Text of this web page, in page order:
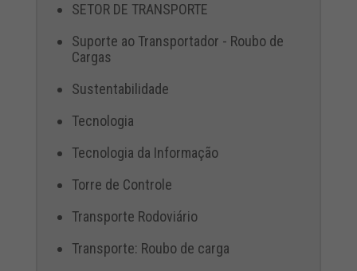
SETOR DE TRANSPORTE
Suporte ao Transportador - Roubo de
Cargas
Sustentabilidade
Tecnologia
Tecnologia da Informação
Torre de Controle
Transporte Rodoviário
Transporte: Roubo de carga